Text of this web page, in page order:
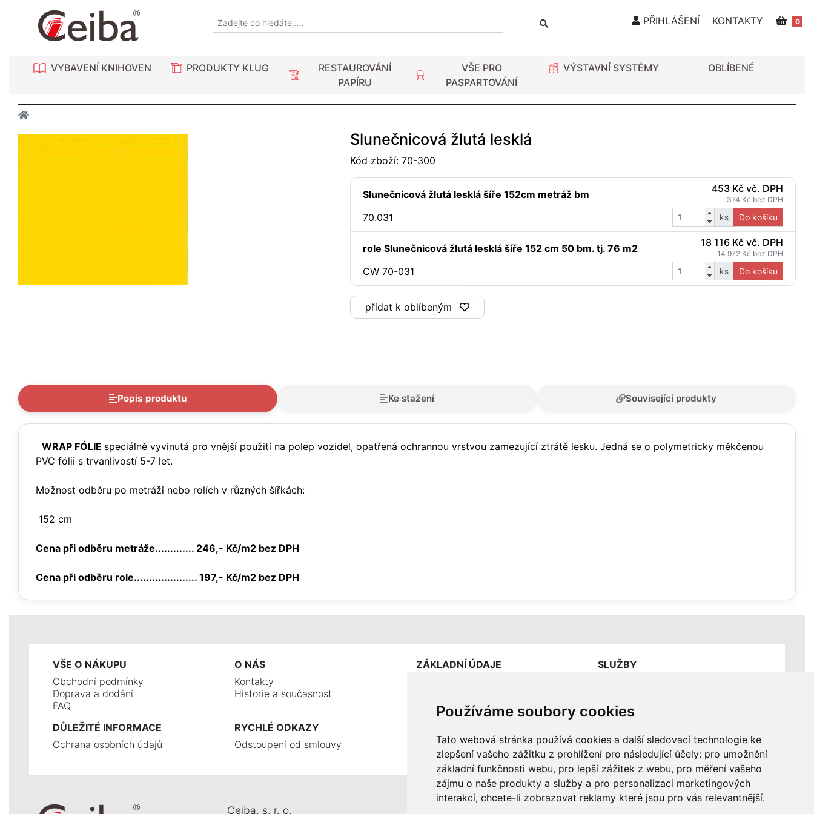
Používáme soubory cookies
Tato webová stránka používá cookies a další sledovací technologie ke
zlepšení vašeho zážitku z prohlížení pro následující účely: pro umožnění
základní funkčnosti webu, pro lepší zážitek z webu, pro měření vašeho
zájmu o naše produkty a služby a pro personalizaci marketingových
interakcí, chcete-li zobrazovat reklamy které jsou pro vás relevantnější.
PŘIHLÁŠENÍ KONTAKTY 0
VYBAVENÍ KNIHOVEN PRODUKTY KLUG
RESTAUROVÁNÍ
PAPÍRU
VŠE PRO
PASPARTOVÁNÍ
VÝSTAVNÍ SYSTÉMY OBLÍBENÉ
Slunečnicová žlutá lesklá
Kód zboží: 70-300
Slunečnicová žlutá lesklá šíře 152cm metráž bm 453 Kč vč. DPH
374 Kč bez DPH
70.031 ks Do košíku
role Slunečnicová žlutá lesklá šíře 152 cm 50 bm. tj. 76 m2 18 116 Kč vč. DPH
14 972 Kč bez DPH
CW 70-031 ks Do košíku
přidat k oblíbeným
Popis produktu Ke stažení Související produkty
WRAP FÓLIE speciálně vyvinutá pro vnější použití na polep vozidel, opatřená ochrannou vrstvou zamezující ztrátě lesku. Jedná se o polymetricky měkčenou
PVC fólii s trvanlivostí 5-7 let.
Možnost odběru po metráži nebo rolích v různých šířkách:
152 cm
Cena při odběru metráže............. 246,- Kč/m2 bez DPH
Cena při odběru role..................... 197,- Kč/m2 bez DPH
VŠE O NÁKUPU
Obchodní podmínky
Doprava a dodání
FAQ
O NÁS
Kontakty
Historie a současnost
ZÁKLADNÍ ÚDAJE
SLUŽBY
DŮLEŽITÉ INFORMACE
Ochrana osobních údajů
RYCHLÉ ODKAZY
Odstoupení od smlouvy
Ceiba, s. r. o.